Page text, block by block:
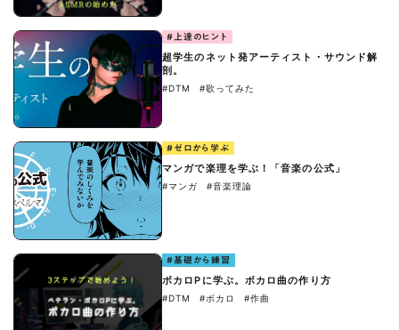
#上達のヒント
超学生のネット発アーティスト・サウンド解
剖。
#DTM #歌ってみた
#ゼロから学ぶ
マンガで楽理を学ぶ！「音楽の公式」
#マンガ #音楽理論
#基礎から練習
ボカロPに学ぶ。ボカロ曲の作り方
#DTM #ボカロ #作曲